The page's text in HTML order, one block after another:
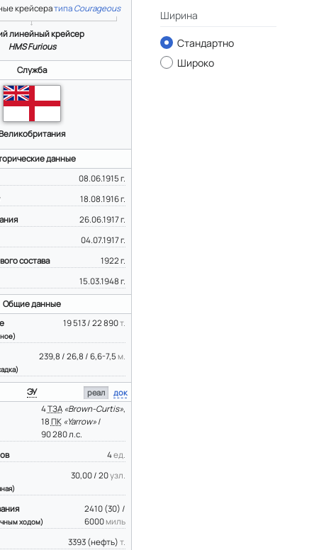
Ширина
Стандартно
Широко
крейсератипа Courageous
линейный крейсер
HMS Furious
Служба
данные
08.06.1915 г.
18.08.1916 г.
26.06.1917 г.
04.07.1917 г.
1922 г.
состава
15.03.1948 г.
Общие данные
19 513 / 22 890т.
239,8 / 26,8 / 6,6-7,5 м.
ЭУ реал
док
4ТЗА «Brown-Curtis»,
18 ПК «Yarrow»/
90 280 л.с.
4ед.
30,00 / 20узл.
2410 (30) /
6000 миль
ходом)
3393 (нефть) т.